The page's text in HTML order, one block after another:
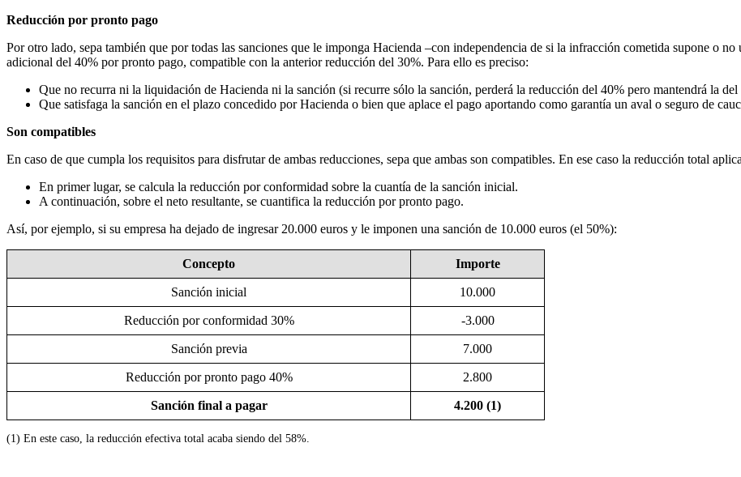
Reducción por pronto pago
Por otro lado, sepa también que por todas las sanciones que le imponga Hacienda –con independencia de si la infracción cometida supone o
adicional del 40% por pronto pago, compatible con la anterior reducción del 30%. Para ello es preciso:
Que no recurra ni la liquidación de Hacienda ni la sanción (si recurre sólo la sanción, perderá la reducción del 40% pero mantendrá la del
Que satisfaga la sanción en el plazo concedido por Hacienda o bien que aplace el pago aportando como garantía un aval o seguro de
Son compatibles
En caso de que cumpla los requisitos para disfrutar de ambas reducciones, sepa que ambas son compatibles. En ese caso la reducción total
En primer lugar, se calcula la reducción por conformidad sobre la cuantía de la sanción inicial.
A continuación, sobre el neto resultante, se cuantifica la reducción por pronto pago.
Así, por ejemplo, si su empresa ha dejado de ingresar 20.000 euros y le imponen una sanción de 10.000 euros (el 50%):
Concepto Importe
Sanción inicial 10.000
Reducción por conformidad 30% -3.000
Sanción previa 7.000
Reducción por pronto pago 40% 2.800
Sanción final a pagar 4.200 (1)
(1) En este caso, la reducción efectiva total acaba siendo del 58%.